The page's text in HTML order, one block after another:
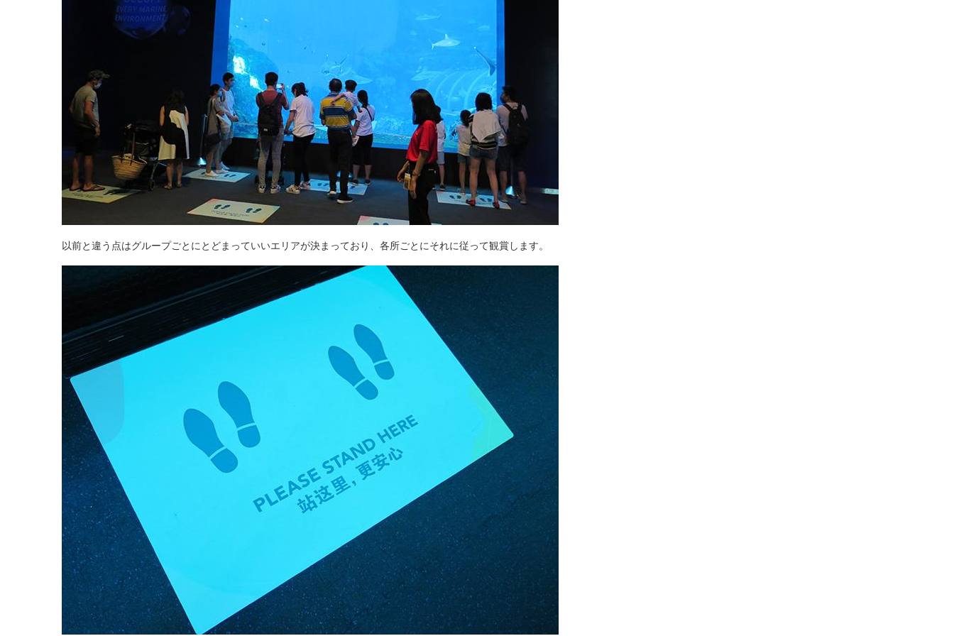
以前と違う点はグループごとにとどまっていいエリアが決まっており、各所ごとにそれに従って観賞します。